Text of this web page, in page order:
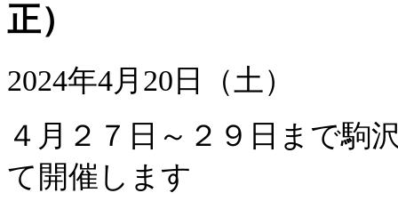
正）
2024年4月20日（土）
４月２７日～２９日まで駒
て開催します